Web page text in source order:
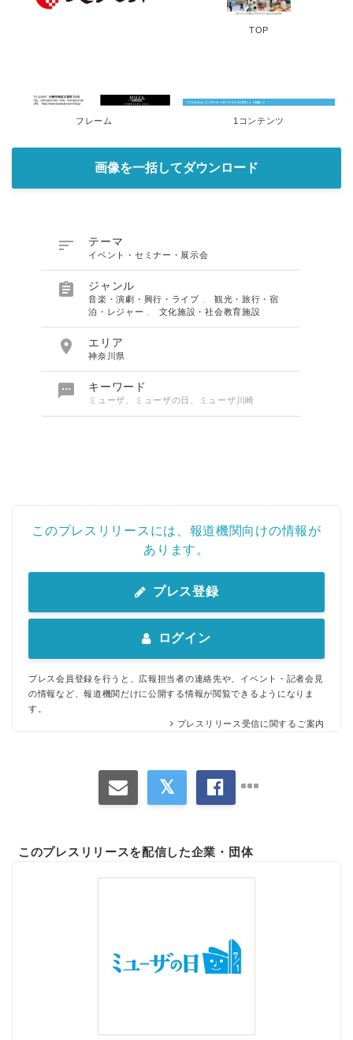
TOP
フレーム 1コンテンツ
画像を一括してダウンロード
 テーマ
イベント・セミナー・展示会
 ジャンル
音楽・演劇・興行・ライブ
観光・旅行・宿
泊・レジャー
文化施設・社会教育施設
 エリア
神奈川県
 キーワード
ミューザ、ミューザの日、ミューザ川崎
このプレスリリースには、報道機関向けの情報が
あります。
プレス登録
ログイン
プレス会員登録を行うと、広報担当者の連絡先や、イベント・記者会見
の情報など、報道機関だけに公開する情報が閲覧できるようになりま
す。
プレスリリース受信に関するご案内
このプレスリリースを配信した企業・団体